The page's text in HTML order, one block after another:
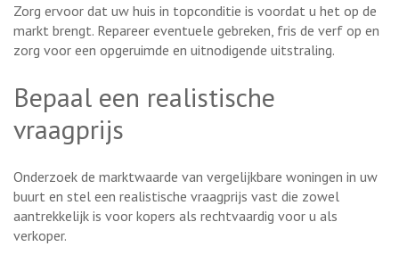
Zorg ervoor dat uw huis in topconditie is voordat u het op de
markt brengt. Repareer eventuele gebreken, fris de verf op en
zorg voor een opgeruimde en uitnodigende uitstraling.
Bepaal een realistische
vraagprijs
Onderzoek de marktwaarde van vergelijkbare woningen in uw
buurt en stel een realistische vraagprijs vast die zowel
aantrekkelijk is voor kopers als rechtvaardig voor u als
verkoper.